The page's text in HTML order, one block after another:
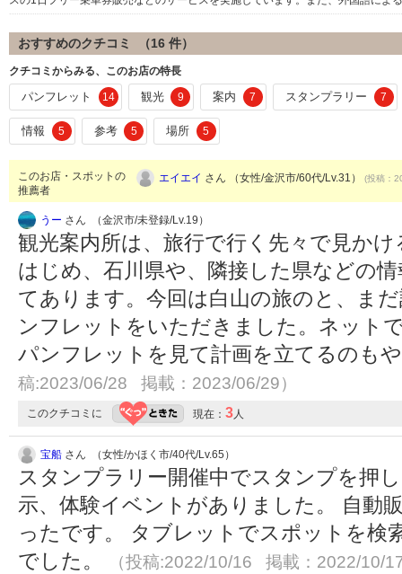
おすすめのクチコミ （16 件）
クチコミからみる、このお店の特長
パンフレット 14 観光 9 案内 7 スタンプラリー 7
情報 5 参考 5 場所 5
このお店・スポットの
推薦者
エイエイ さん （女性/金沢市/60代/Lv.31） (投稿：
うー さん （金沢市/未登録/Lv.19）
観光案内所は、旅行で行く先々で見か
はじめ、石川県や、隣接した県などの
てあります。今回は白山の旅のと、ま
ンフレットをいただきました。ネット
パンフレットを見て計画を立てるのも
稿:2023/06/28 掲載：2023/06/29）
このクチコミに 現在： 3人
宝船 さん （女性/かほく市/40代/Lv.65）
スタンプラリー開催中でスタンプを押
示、体験イベントがありました。 自動
ったです。 タブレットでスポットを検
でした。
（投稿:2022/10/16 掲載：2022/10/